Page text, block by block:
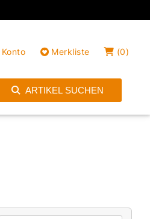
Merkliste (0)
ARTIKEL SUCHEN